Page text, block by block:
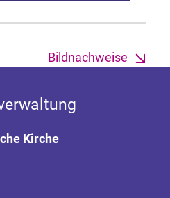
Bildnachweise
Kirche